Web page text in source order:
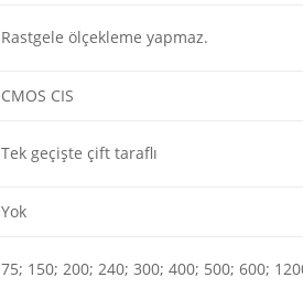
Rastgele ölçekleme yapmaz.
CMOS CIS
Tek geçişte çift taraflı
Yok
75; 150; 200; 240; 300; 400; 500; 600;